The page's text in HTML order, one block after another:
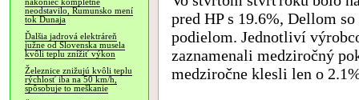
nakoniec kompletne
neodstavilo, Rumunsko mení
tok Dunaja
Ďalšia jadrová elektráreň
južne od Slovenska musela
kvôli teplu znížiť výkon
Železnice znižujú kvôli teplu
rýchlosť iba na 50 km/h,
spôsobuje to meškanie
pred HP s 19.6%, Dellom
podielom. Jednotliví
zaznamenali medziročný
medziročne klesli len o